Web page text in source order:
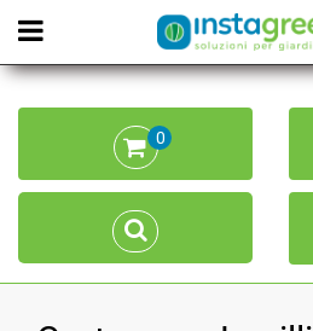
Open menu
0